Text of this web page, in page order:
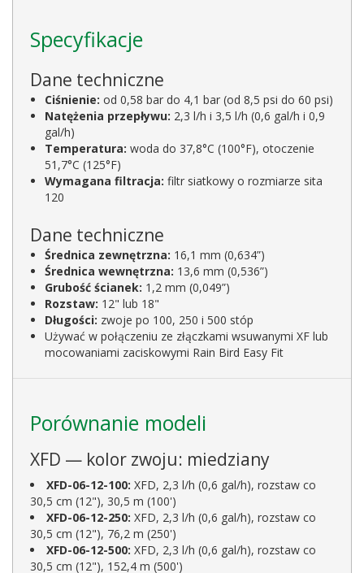
Specyfikacje
Dane techniczne
Ciśnienie: od 0,58 bar do 4,1 bar (od 8,5 psi do 60 psi)
Natężenia przepływu: 2,3 l/h i 3,5 l/h (0,6 gal/h i 0,9
gal/h)
Temperatura:woda do 37,8°C (100°F), otoczenie
51,7°C (125°F)
Wymagana filtracja:filtr siatkowy o rozmiarze sita
120
Dane techniczne
Średnica zewnętrzna: 16,1 mm (0,634”)
Średnica wewnętrzna: 13,6 mm (0,536”)
Grubość ścianek: 1,2 mm (0,049”)
Rozstaw: 12" lub 18"
Długości: zwoje po 100, 250 i 500 stóp
Używać w połączeniu ze złączkami wsuwanymi XF lub
mocowaniami zaciskowymi Rain Bird Easy Fit
Porównanie modeli
XFD — kolor zwoju: miedziany
XFD-06-12-100: XFD, 2,3 l/h (0,6 gal/h), rozstaw co
30,5 cm (12"), 30,5 m (100')
XFD-06-12-250: XFD, 2,3 l/h (0,6 gal/h), rozstaw co
30,5 cm (12"), 76,2 m (250')
XFD-06-12-500: XFD, 2,3 l/h (0,6 gal/h), rozstaw co
30,5 cm (12"), 152,4 m (500')